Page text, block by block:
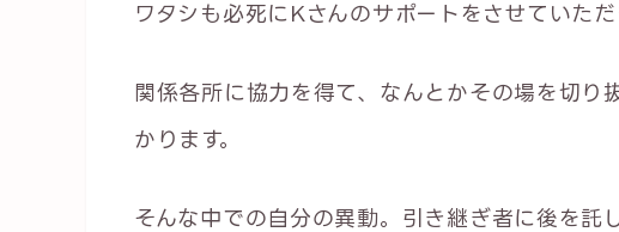
ワタシも必死にKさんのサポートをさせていただ
関係各所に協力を得て、なんとかその場を切り
かります。
そんな中での自分の異動。引き継ぎ者に後を託